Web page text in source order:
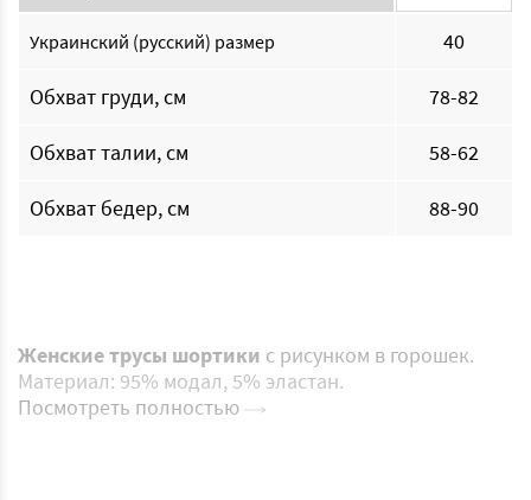
Украинский (русский) размер 40
Обхват груди, см 78-82
Обхват талии, см 58-62
Обхват бедер, см 88-90
Женские трусы шортики с рисунком в горошек.
Материал: 95% модал, 5% эластан.
Посмотреть полностью